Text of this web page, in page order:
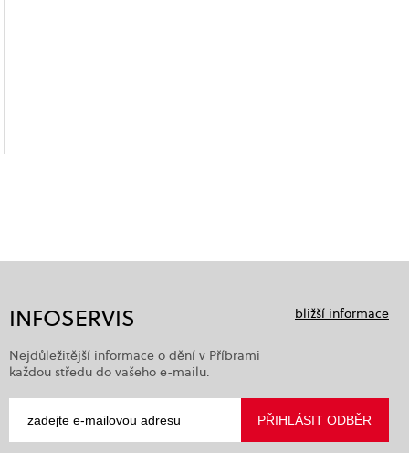
INFOSERVIS bližší informace
Nejdůležitější informace o dění v Příbrami
každou středu do vašeho e-mailu.